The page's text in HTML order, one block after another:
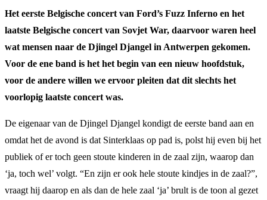
Het eerste Belgische concert van Ford’s Fuzz Inferno en het
laatste Belgische concert van Sovjet War, daarvoor waren heel
wat mensen naar de Djingel Djangel in Antwerpen gekomen.
Voor de ene band is het het begin van een nieuw hoofdstuk,
voor de andere willen we ervoor pleiten dat dit slechts het
voorlopig laatste concert was.
De eigenaar van de Djingel Djangel kondigt de eerste band aan en
omdat het de avond is dat Sinterklaas op pad is, polst hij even bij het
publiek of er toch geen stoute kinderen in de zaal zijn, waarop dan
‘ja, toch wel’ volgt. “En zijn er ook hele stoute kindjes in de zaal?”,
vraagt hij daarop en als dan de hele zaal ‘ja’ brult is de toon al gezet